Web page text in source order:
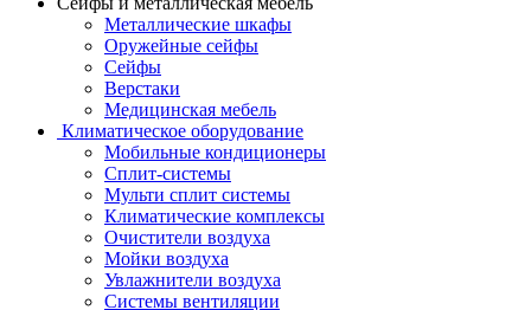
Металлические шкафы
Оружейные сейфы
Сейфы
Верстаки
Медицинская мебель
Климатическое оборудование
Мобильные кондиционеры
Сплит-системы
Мульти сплит системы
Климатические комплексы
Очистители воздуха
Мойки воздуха
Увлажнители воздуха
Системы вентиляции